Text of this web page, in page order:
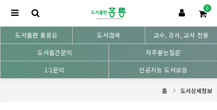
0
도서출판 홍릉은 도서검색
교수, 강사, 교사 전용
도서출간문의
자주묻는질문
1:1문의
인공지능 도서모음
홈 도서상세정보